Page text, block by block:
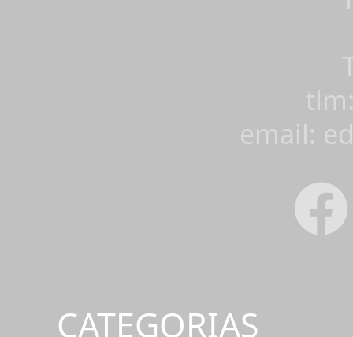
email: